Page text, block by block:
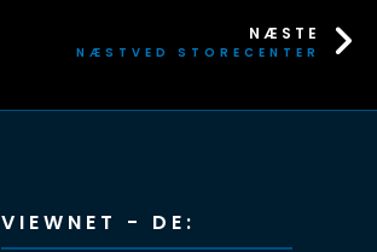
NÆSTE
NÆSTVED STORECENTER
VIEWNET - DE: